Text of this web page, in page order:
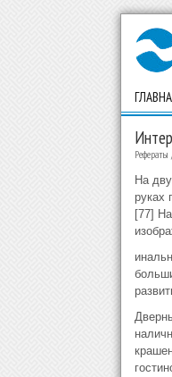
Рефераты
На
руках
[77]